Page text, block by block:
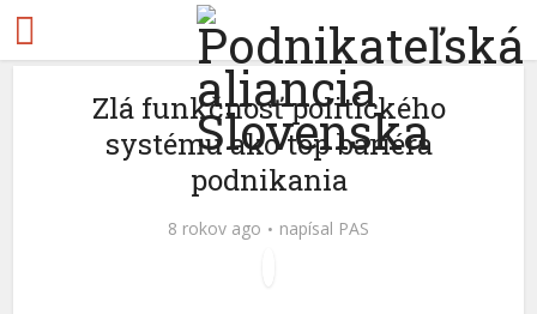
Zlá funkčnosť politického
systému ako top bariéra
podnikania
8 rokov ago napísal PAS